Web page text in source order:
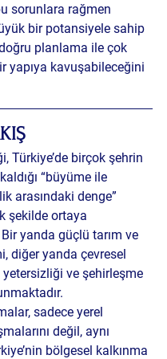
sorunlara rağmen
bir potansiyele sahip
planlama ile çok
yapıya kavuşabileceğini
Türkiye’de birçok şehrin
“büyüme ile
arasındaki denge”
şekilde ortaya
yanda güçlü tarım ve
diğer yanda çevresel
yetersizliği ve şehirleşme
sadece yerel
değil, aynı
bölgesel kalkınma